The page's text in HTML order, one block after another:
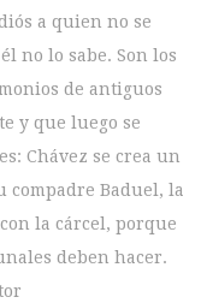
a quien no se
no lo sabe. Son los
de antiguos
y que luego se
Chávez se crea un
compadre Baduel, la
la cárcel, porque
deben hacer.